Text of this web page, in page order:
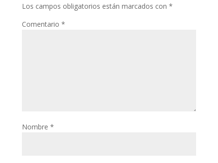
Los campos obligatorios están marcados con *
Comentario *
Nombre *